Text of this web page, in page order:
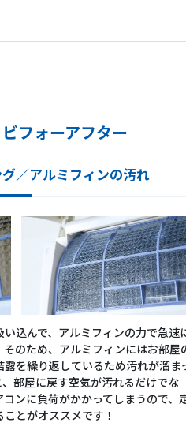
フォーアフター
／アルミフィンの汚れ
込んで、アルミフィンの力で急速
のため、アルミフィンにはお部屋
を繰り返しているため汚れが溜ま
部屋に戻す空気が汚れるだけでな
ンに負荷がかかってしまうので、
とがオススメです！